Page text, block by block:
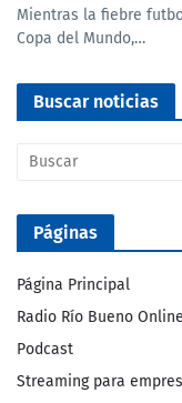
Mientras la fiebre
Copa del Mundo,…
Buscar noticias
Páginas
Página Principal
Radio Río Bueno Online
Podcast
Streaming para